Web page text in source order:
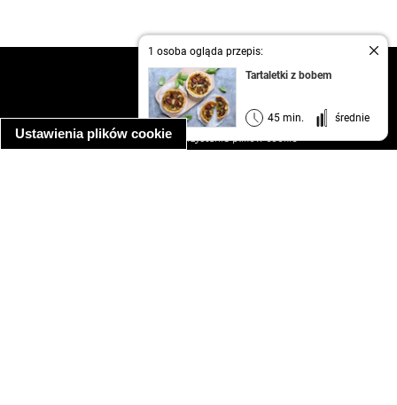
Ustawienia plików cookie
1 osoba ogląda przepis:
Tartaletki z bobem
45 min. średnie
kontakt
regulamin
informacja o prywatności
informacja o wykorzystaniu plików cookie